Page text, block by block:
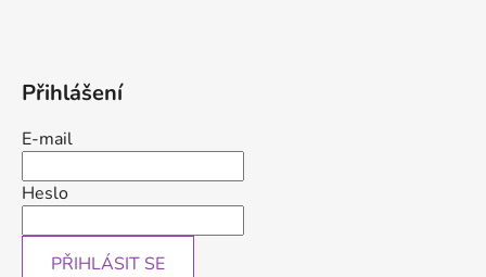
Přihlášení
E-mail
Heslo
PŘIHLÁSIT SE